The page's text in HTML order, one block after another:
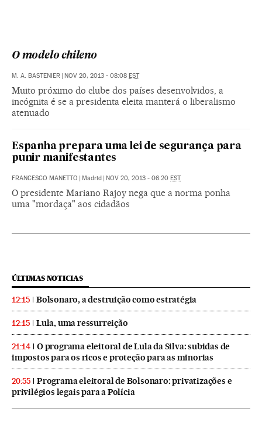
O modelo chileno
M. A. BASTENIER | NOV 20, 2013 - 08:08 EST
Muito próximo do clube dos países desenvolvidos, a
incógnita é se a presidenta eleita manterá o liberalismo
atenuado
Espanha prepara uma lei de segurança para
punir manifestantes
FRANCESCO MANETTO | Madrid | NOV 20, 2013 - 06:20 EST
O presidente Mariano Rajoy nega que a norma ponha
uma "mordaça" aos cidadãos
ÚLTIMAS NOTICIAS
12:15 Bolsonaro, a destruição como estratégia
12:15 Lula, uma ressurreição
21:14
O programa eleitoral de Lula da Silva: subidas de
impostos para os ricos e proteção para as minorias
20:55
Programa eleitoral de Bolsonaro: privatizações e
privilégios legais para a Polícia